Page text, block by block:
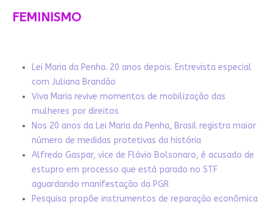
FEMINISMO
Lei Maria da Penha. 20 anos depois. Entrevista especial
com Juliana Brandão
Viva Maria revive momentos de mobilização das
mulheres por direitos
Nos 20 anos da Lei Maria da Penha, Brasil registra maior
número de medidas protetivas da história
Alfredo Gaspar, vice de Flávio Bolsonaro, é acusado de
estupro em processo que está parado no STF
aguardando manifestação da PGR
Pesquisa propõe instrumentos de reparação econômica